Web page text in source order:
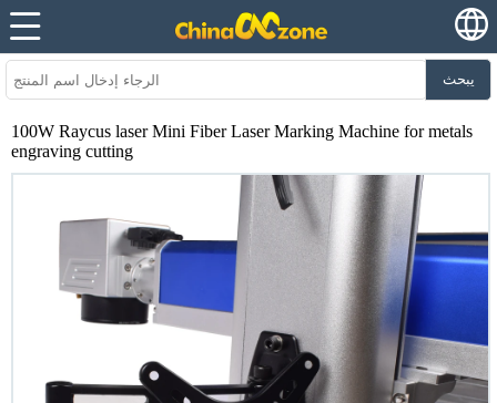
يبحث
100W Raycus laser Mini Fiber Laser Marking Machine for metals
engraving cutting